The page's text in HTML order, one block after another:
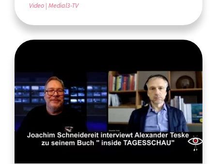
Video Medial3-TV